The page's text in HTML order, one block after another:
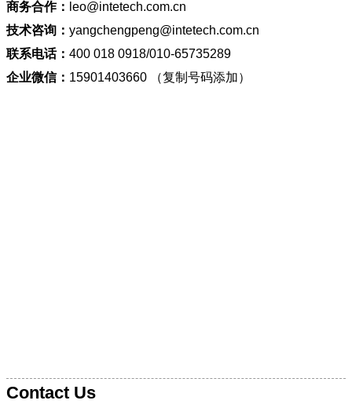
商务合作： leo@intetech.com.cn
技术咨询： yangchengpeng@intetech.com.cn
联系电话： 400 018 0918/010-65735289
企业微信： 15901403660 （复制号码添加）
Contact Us